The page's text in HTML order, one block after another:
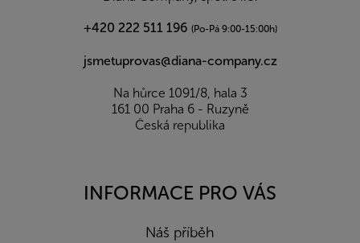
+420 222 511 196 (Po-Pá 9:00-15:00h)
jsmetuprovas@diana-company.cz
Na hůrce 1091/8, hala 3
161 00 Praha 6 - Ruzyně
Česká republika
INFORMACE PRO VÁS
Náš příběh